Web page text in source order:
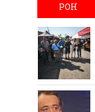
ΡΟΗ